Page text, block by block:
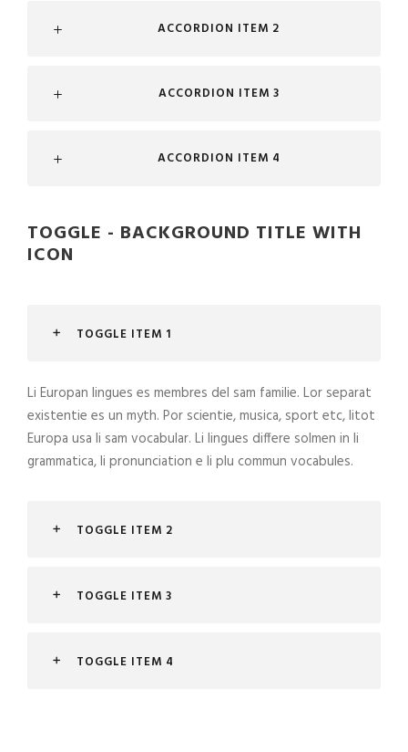
ACCORDION ITEM 2
ACCORDION ITEM 3
ACCORDION ITEM 4
TOGGLE - BACKGROUND TITLE WITH
ICON
TOGGLE ITEM 1
Li Europan lingues es membres del sam familie. Lor separat
existentie es un myth. Por scientie, musica, sport etc, litot
Europa usa li sam vocabular. Li lingues differe solmen in li
grammatica, li pronunciation e li plu commun vocabules.
TOGGLE ITEM 2
TOGGLE ITEM 3
TOGGLE ITEM 4